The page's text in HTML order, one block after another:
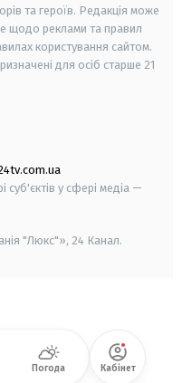
та героїв. Редакція може
щодо реклами та правил
користування сайтом.
для осіб старше 21
суб'єктів у сфері медіа —
"Люкс"», 24 Канал.
Погода Кабінет